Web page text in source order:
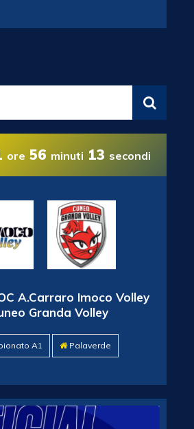
ore 56 minuti 13 secondi
A.Carraro Imoco Volley
Granda Volley
A1 Palaverde